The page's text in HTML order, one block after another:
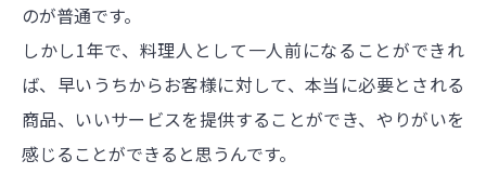
のが普通です。
しかし1年で、料理人として一人前になることができれ
ば、早いうちからお客様に対して、本当に必要とされる
商品、いいサービスを提供することができ、やりがいを
感じることができると思うんです。